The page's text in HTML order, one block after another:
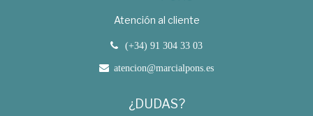
Atención al cliente
(+34) 91 304 33 03
atencion@marcialpons.es
¿DUDAS?